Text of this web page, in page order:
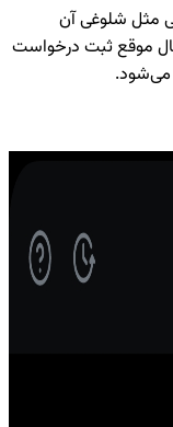
مثل شلوغی آن
موقع ثبت درخواست
می‌شود.